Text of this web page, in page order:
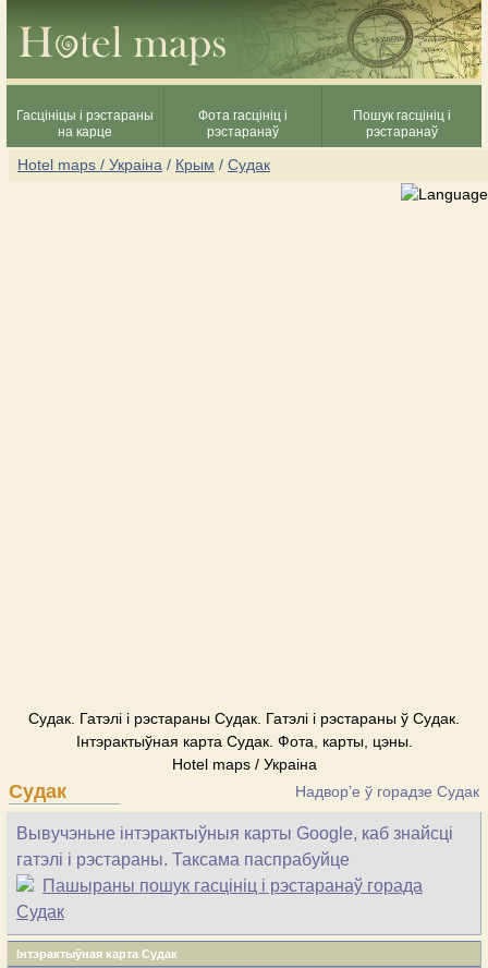
Гасцініцы і рэстараны
на карце
Фота гасцініц і
рэстаранаў
Пошук гасцініц і
рэстаранаў
Hotel maps / Украіна / Крым / Судак
Судак. Гатэлі і рэстараны Судак. Гатэлі і рэстараны ў Судак.
Інтэрактыўная карта Судак. Фота, карты, цэны.
Hotel maps / Украіна
Судак Надвор’е ў горадзе Судак
Вывучэньне інтэрактыўныя карты Google, каб знайсці
гатэлі і рэстараны. Таксама паспрабуйце
Пашыраны пошук гасцініц і рэстаранаў горада
Судак
Інтэрактыўная карта Судак